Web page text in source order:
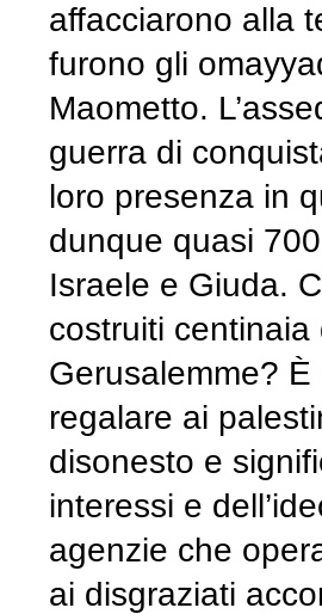
affacciarono alla
furono gli
Maometto.
guerra di
loro presenza in
dunque quasi
Israele e Giuda.
costruiti
Gerusalemme?
regalare ai
disonesto e
interessi e
agenzie che
ai disgraziati